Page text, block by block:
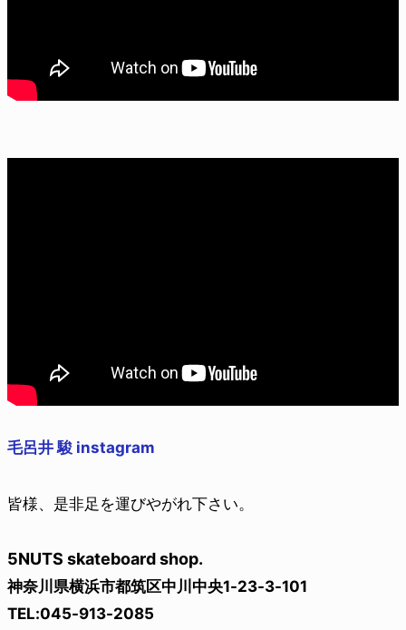
毛呂井 駿 instagram
皆様、是非足を運びやがれ下さい。
5NUTS skateboard shop.
神奈川県横浜市都筑区中川中央1-23-3-101
TEL:045-913-2085